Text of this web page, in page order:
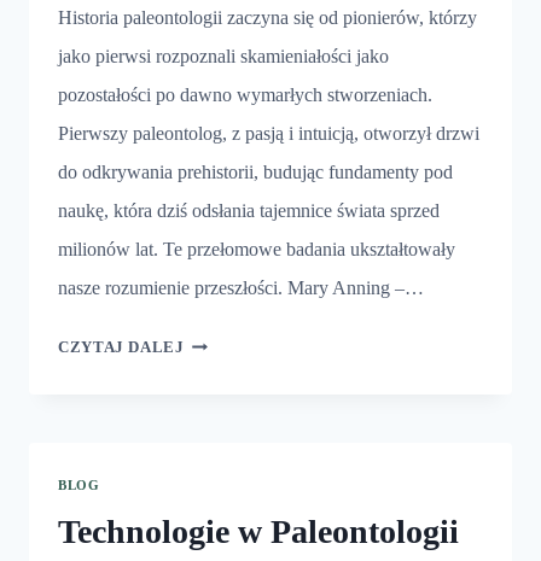
Historia paleontologii zaczyna się od pionierów, którzy
jako pierwsi rozpoznali skamieniałości jako
pozostałości po dawno wymarłych stworzeniach.
Pierwszy paleontolog, z pasją i intuicją, otworzył drzwi
do odkrywania prehistorii, budując fundamenty pod
naukę, która dziś odsłania tajemnice świata sprzed
milionów lat. Te przełomowe badania ukształtowały
nasze rozumienie przeszłości. Mary Anning –…
CZYTAJ DALEJ PIERWSZY
BLOG
Technologie w Paleontologii